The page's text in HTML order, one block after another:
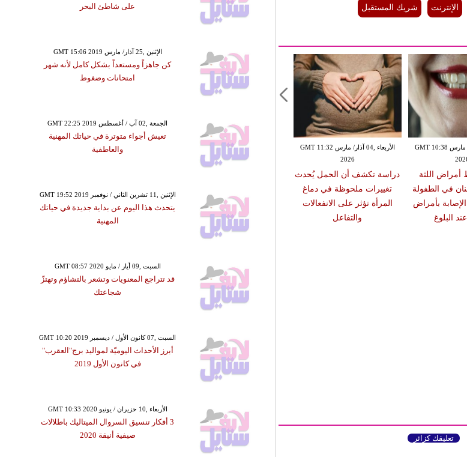
الإنترنت شريك المستقبل
الأربعاء ,04 آذار/ مارس GMT 11:32
2026
دراسة تكشف أن الحمل يُحدث
تغييرات ملحوظة في دماغ
المرأة تؤثر على الانفعالات
والتفاعل
الأربعاء ,04 آذار/ مارس GMT 10:38
أمراض اللثة
في الطفولة
بأمراض
البلوغ
تعليقك كزائر
على شاطئ البحر
GMT 15:06 2019 الإثنين ,25 آذار/ مارس
كن جاهزاً ومستعداً بشكل كامل لأنه شهر
امتحانات وضغوط
GMT 22:25 2019 الجمعة ,02 آب / أغسطس
تعيش أجواء متوترة في حياتك المهنية
والعاطفية
GMT 19:52 2019 الإثنين ,11 تشرين الثاني / نوفمبر
يتحدث هذا اليوم عن بداية جديدة في حياتك
المهنية
GMT 08:57 2020 السبت ,09 أيار / مايو
قد تتراجع المعنويات وتشعر بالتشاؤم وتهتزّ
شجاعتك
GMT 10:20 2019 السبت ,07 كانون الأول / ديسمبر
أبرز الأحداث اليوميّة لمواليد برج"العقرب"
في كانون الأول 2019
GMT 10:33 2020 الأربعاء ,10 حزيران / يونيو
3 أفكار تنسيق السروال الميتاليك باطلالات
صيفية أنيقة 2020